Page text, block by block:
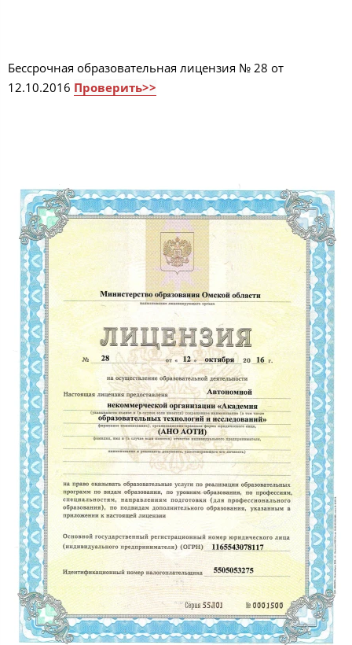
Бессрочная образовательная лицензия № 28 от
12.10.2016 Проверить>>